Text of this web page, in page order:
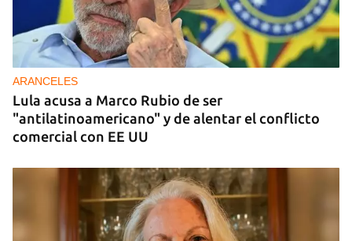
ARANCELES
Lula acusa a Marco Rubio de ser
"antilatinoamericano" y de alentar el conflicto
comercial con EE UU